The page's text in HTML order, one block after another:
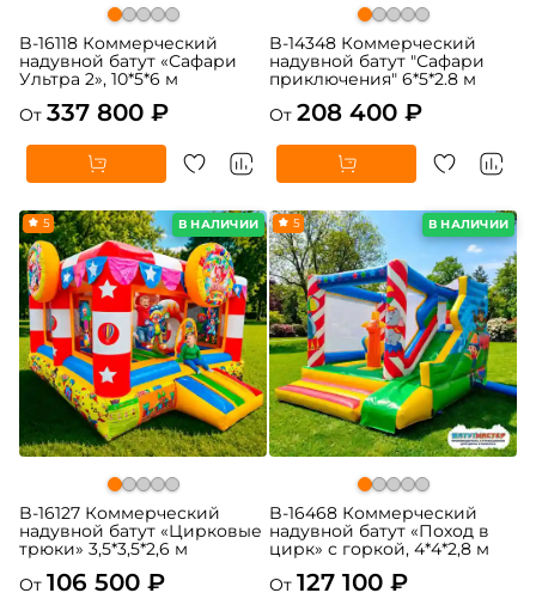
B-16118 Коммерческий
надувной батут «Сафари
Ультра 2», 10*5*6 м
От 337 800 ₽
B-14348 Коммерческий
надувной батут "Сафари
приключения" 6*5*2.8 м
От 208 400 ₽
В НАЛИЧИИ
5
B-16127 Коммерческий
надувной батут «Цирковые
трюки» 3,5*3,5*2,6 м
От 106 500 ₽
В НАЛИЧИИ
5
B-16468 Коммерческий
надувной батут «Поход в
цирк» с горкой, 4*4*2,8 м
От 127 100 ₽